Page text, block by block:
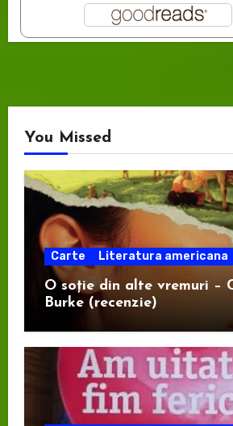
You Missed
Carte Literatura americana
O soție din alte vremuri –
Burke (recenzie)